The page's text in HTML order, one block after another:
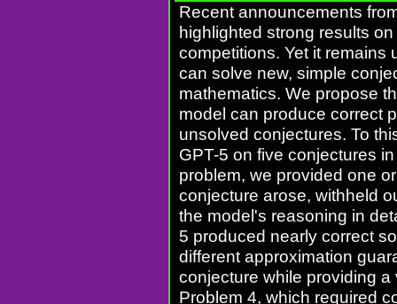
Recent announcements
highlighted strong results
competitions. Yet it remains
can solve new, simple
mathematics. We propose
model can produce correct
unsolved conjectures. To
GPT-5 on five conjectures
problem, we provided one
conjecture arose, withheld
the model's reasoning in
5 produced nearly correct
different approximation
conjecture while providing
Problem 4, which required